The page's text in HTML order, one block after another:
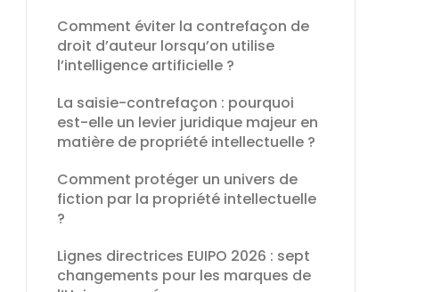
Comment éviter la contrefaçon de
droit d’auteur lorsqu’on utilise
l’intelligence artificielle ?
La saisie-contrefaçon : pourquoi
est-elle un levier juridique majeur en
matière de propriété intellectuelle ?
Comment protéger un univers de
fiction par la propriété intellectuelle
?
Lignes directrices EUIPO 2026 : sept
changements pour les marques de